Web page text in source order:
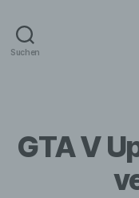
Suchen
GTA V